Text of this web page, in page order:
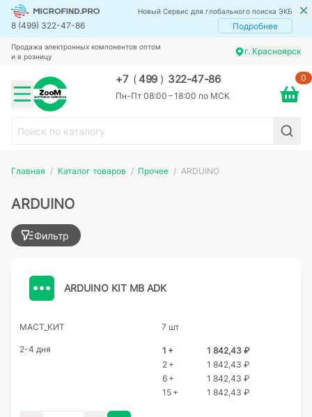
Новый Сервис для глобального поиска ЭКБ
8 (499) 322-47-86 Подробнее
Продажа электронных компонентов оптом
и в розницу
г. Красноярск
+7 (499 ) 322-47-86
Пн-Пт 08:00 – 18:00 по МСК
0
Главная Каталог товаров Прочее ARDUINO
ARDUINO
Фильтр
ARDUINO KIT MB ADK
МАСТ_КИТ 7 шт
2-4 дня 1 +
1 842,43 ₽
2 +
1 842,43 ₽
6 +
1 842,43 ₽
15 +
1 842,43 ₽